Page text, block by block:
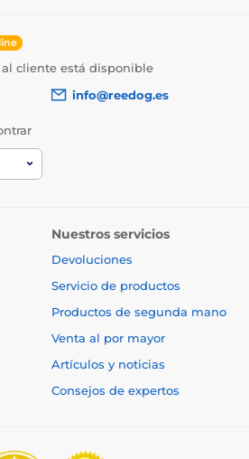
Mini + Túnel tiene una apertura
especial de cuatro
aseguras el paso libre de
bloquear la puerta
cliente está disponible
info@reedog.es
Nuestros servicios
Devoluciones
Servicio de productos
Productos de segunda mano
Venta al por mayor
Artículos y noticias
Consejos de expertos